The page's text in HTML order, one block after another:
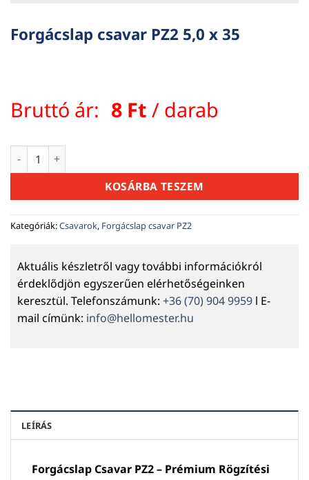
Forgácslap csavar PZ2 5,0 x 35
Bruttó ár: 8 Ft / darab
Forgácslap csavar PZ2 5,0 x 35 mennyiség
KOSÁRBA TESZEM
Kategóriák:Csavarok, Forgácslap csavar PZ2
Aktuális készletről vagy további információkról
érdeklődjön egyszerűen elérhetőségeinken
keresztül. Telefonszámunk: +36 (70) 904 9959 l E-
mail címünk: info@hellomester.hu
LEÍRÁS
Forgácslap Csavar PZ2 – Prémium Rögzítési